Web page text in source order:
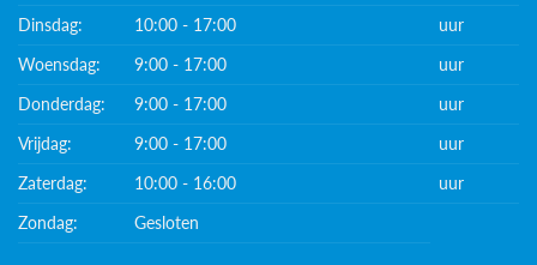
Dinsdag:
10:00 - 17:00
uur
Woensdag:
9:00 - 17:00
uur
Donderdag:
9:00 - 17:00
uur
Vrijdag:
9:00 - 17:00
uur
Zaterdag:
10:00 - 16:00
uur
Zondag:
Gesloten